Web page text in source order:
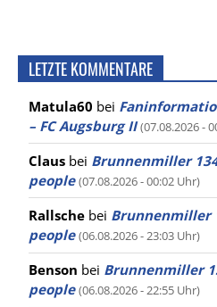
LETZTE KOMMENTARE
Matula60 bei
– FC Augsburg II (07.08.2026 -
Claus bei Brunnenmiller
people (07.08.2026 - 00:02 Uhr)
Rallsche bei Brunnenmiller
people (06.08.2026 - 23:03 Uhr)
Benson bei Brunnenmiller
people (06.08.2026 - 22:55 Uhr)